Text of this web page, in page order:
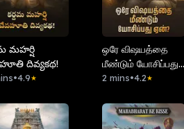
మహర్షి
దివ్యకథ!
•4.9★
ஒரே விஷயத்தை
மீண்டும் யோசிப்பது
ஏன்?
2 mins•4.2★